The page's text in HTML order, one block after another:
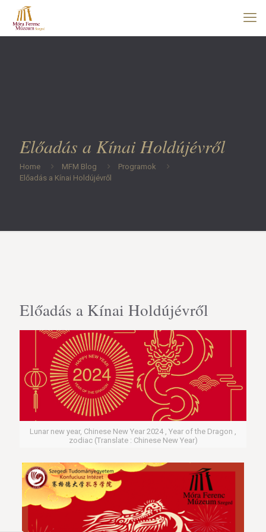
Előadás a Kínai Holdújévről
Home MFM Blog
Programok
Előadás a Kínai Holdújévről
Előadás a Kínai Holdújévről
Lunar new year, Chinese New Year 2024 , Year of the Dragon ,
zodiac (Translate : Chinese New Year)